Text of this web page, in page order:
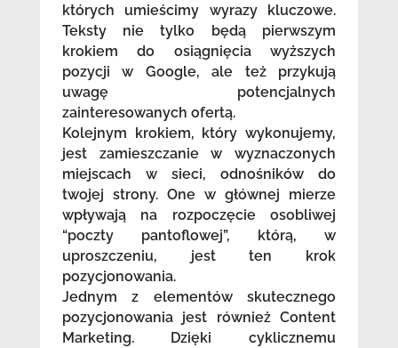
których umieścimy wyrazy kluczowe.
Teksty nie tylko będą pierwszym
krokiem do osiągnięcia wyższych
pozycji w Google, ale też przykują
uwagę potencjalnych
zainteresowanych ofertą.
Kolejnym krokiem, który wykonujemy,
jest zamieszczanie w wyznaczonych
miejscach w sieci, odnośników do
twojej strony. One w głównej mierze
wpływają na rozpoczęcie osobliwej
“poczty pantoflowej”, którą, w
uproszczeniu, jest ten krok
pozycjonowania.
Jednym z elementów skutecznego
pozycjonowania jest również Content
Marketing. Dzięki cyklicznemu